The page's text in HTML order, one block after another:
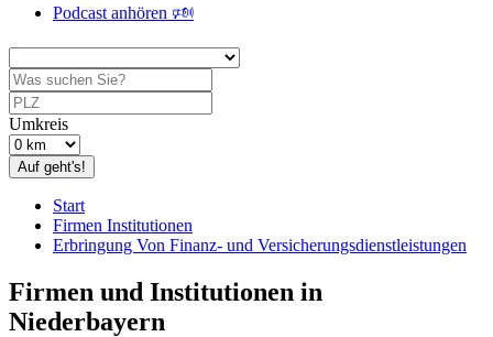
Podcast anhören 🕬
Umkreis
Auf geht's!
Start
Firmen Institutionen
Erbringung Von Finanz- und Versicherungsdienstleistungen
Firmen und Institutionen in
Niederbayern